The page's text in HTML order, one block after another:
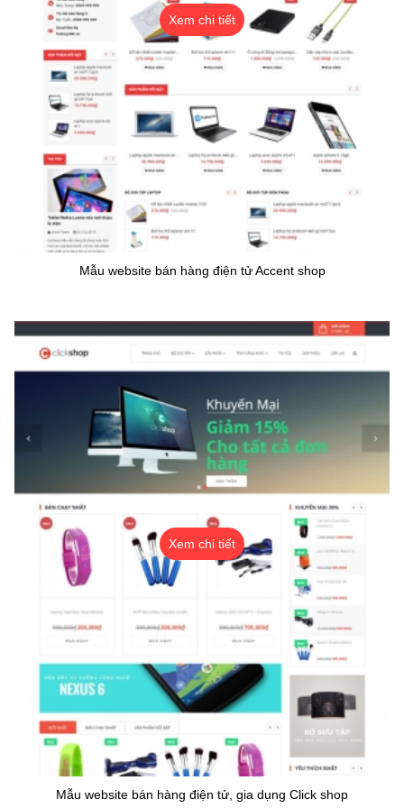
Xem chi tiết
Mẫu website bán hàng điện tử Accent shop
Xem chi tiết
Mẫu website bán hàng điện tử, gia dụng Click shop